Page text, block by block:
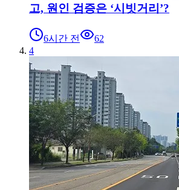
고, 원인 검증은 ‘시빗거리’?
6시간 전
62
4